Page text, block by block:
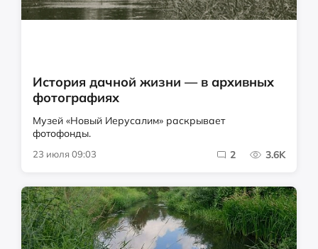
История дачной жизни — в архивных
фотографиях
Музей «Новый Иерусалим» раскрывает
фотофонды.
23 июля 09:03 2 3.6K